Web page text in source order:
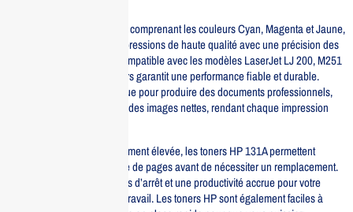
Le pack de toners HP 131A, comprenant les couleurs Cyan, Magenta et Jaune,
est conçu pour offrir des impressions de haute qualité avec une précision des
couleurs exceptionnelle. Compatible avec les modèles LaserJet LJ 200, M251
et M276 MFP, ce lot de toners garantit une performance fiable et durable.
Chaque cartouche est conçue pour produire des documents professionnels,
des graphiques éclatants et des images nettes, rendant chaque impression
Avec une capacité de rendement élevée, les toners HP 131A permettent
d’imprimer un grand nombre de pages avant de nécessiter un remplacement.
Cela signifie moins de temps d’arrêt et une productivité accrue pour votre
bureau ou votre espace de travail. Les toners HP sont également faciles à